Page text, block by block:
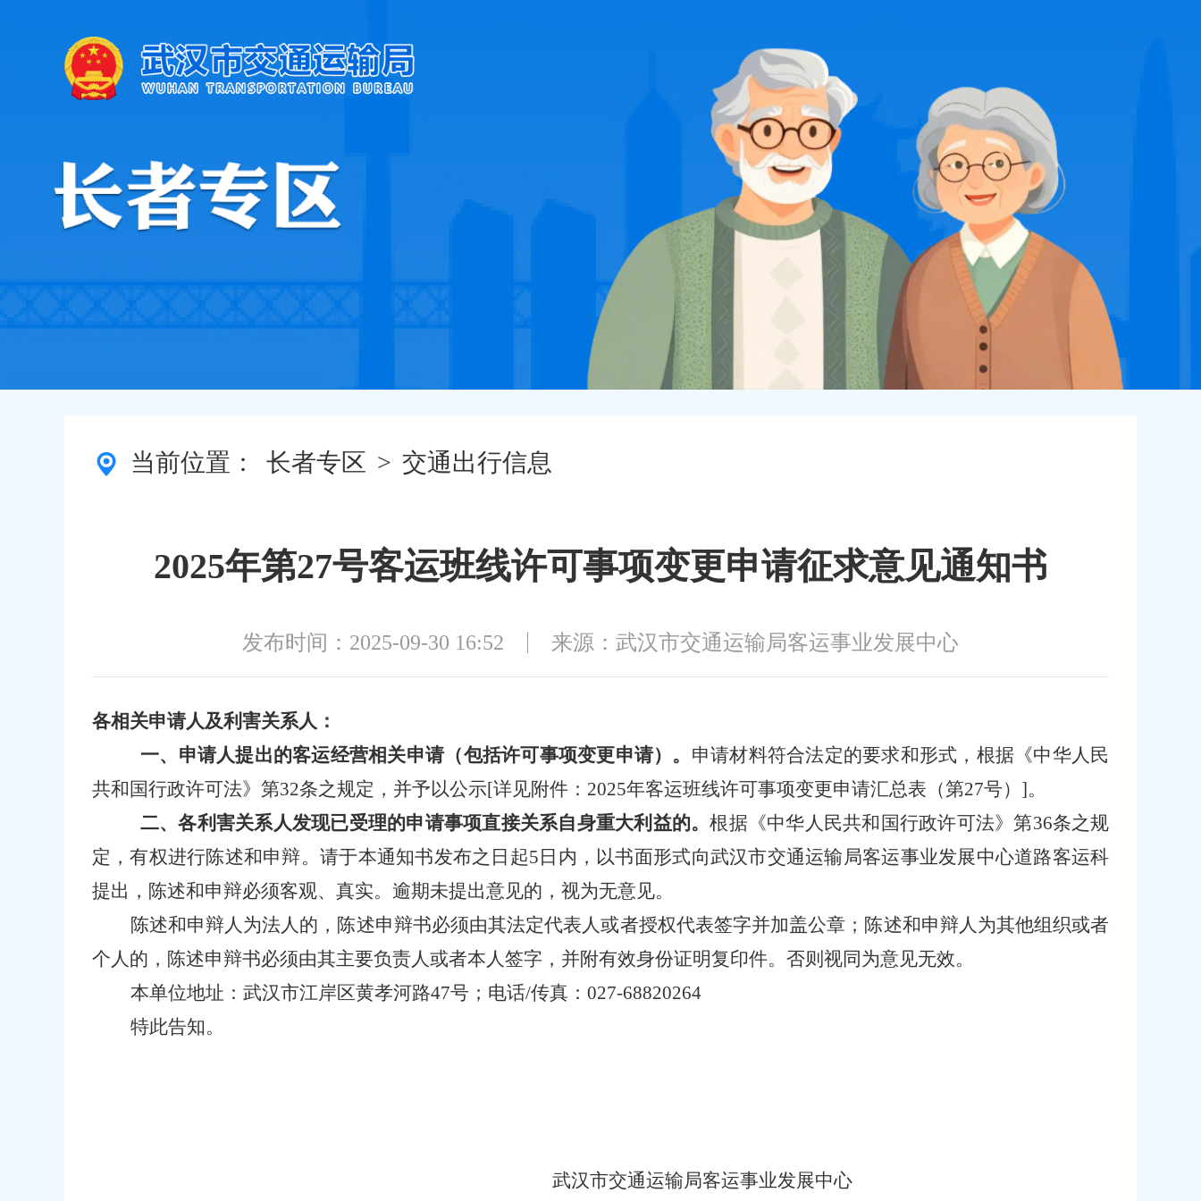
当前位置： 长者专区 > 交通出行信息
2025年第27号客运班线许可事项变更申请征求意见通知书
发布时间：2025-09-30 16:52 来源：武汉市交通运输局客运事业发展中心
各相关申请人及利害关系人：
一、申请人提出的客运经营相关申请（包括许可事项变更申请）。 申请材料符合法定的要求和形式，根据《中华人民
共和国行政许可法》第32条之规定，并予以公示[详见附件：2025年客运班线许可事项变更申请汇总表（第27号） ]。
二、各利害关系人发现已受理的申请事项直接关系自身重大利益的。根据《中华人民共和国行政许可法》第36条之规
定，有权进行陈述和申辩。请于本通知书发布之日起5日内，以书面形式向武汉市交通运输局客运事业发展中心道路客运科
提出，陈述和申辩必须客观、真实。逾期未提出意见的，视为无意见。
陈述和申辩人为法人的，陈述申辩书必须由其法定代表人或者授权代表签字并加盖公章；陈述和申辩人为其他组织或者
个人的，陈述申辩书必须由其主要负责人或者本人签字，并附有效身份证明复印件。否则视同为意见无效。
本单位地址：武汉市江岸区黄孝河路47号；电话/传真：027-68820264
特此告知。
武汉市交通运输局客运事业发展中心